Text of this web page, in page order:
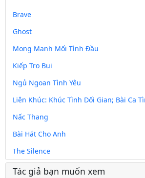
Brave
Ghost
Mong Manh Mối Tình Đầu
Kiếp Tro Bụi
Ngủ Ngoan Tình Yêu
Liên Khúc: Khúc Tình Dối Gian; Bài Ca
Nấc Thang
Bài Hát Cho Anh
The Silence
Tác giả bạn muốn xem